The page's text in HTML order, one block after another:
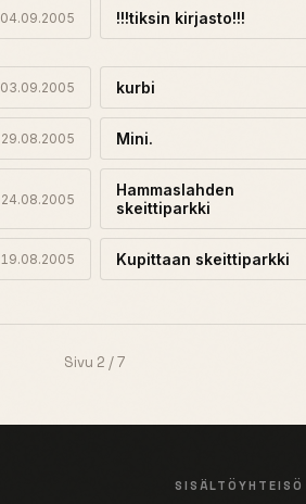
04.09.2005 !!!tiksin kirjasto!!!
03.09.2005 kurbi
29.08.2005 Mini.
24.08.2005
Hammaslahden
skeittiparkki
19.08.2005 Kupittaan skeittiparkki
Sivu 2 / 7
SISÄLTÖYHTEISÖ